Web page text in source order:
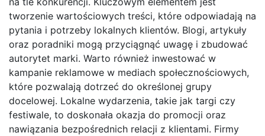
tworzenie wartościowych treści, które odpowiadają na
pytania i potrzeby lokalnych klientów. Blogi, artykuły
oraz poradniki mogą przyciągnąć uwagę i zbudować
autorytet marki. Warto również inwestować w
kampanie reklamowe w mediach społecznościowych,
które pozwalają dotrzeć do określonej grupy
docelowej. Lokalne wydarzenia, takie jak targi czy
festiwale, to doskonała okazja do promocji oraz
nawiązania bezpośrednich relacji z klientami. Firmy